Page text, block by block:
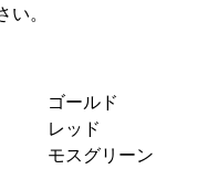
。
ゴールド
レッド
モスグリーン